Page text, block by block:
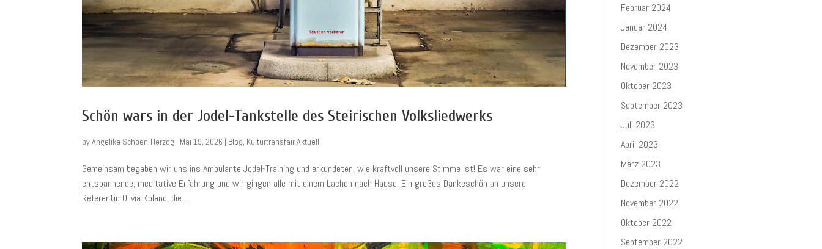
Schön wars in der Jodel-Tankstelle des Steirischen Volksliedwerks
byAngelika Schoen-Herzog | Mai 19, 2026 | Blog, Kulturtransfair Aktuell
Gemeinsam begaben wir uns ins Ambulante Jodel-Training und erkundeten, wie kraftvoll unsere Stimme ist! Es war eine sehr
entspannende, meditative Erfahrung und wir gingen alle mit einem Lachen nach Hause. Ein großes Dankeschön an unsere
Referentin Olivia Koland, die...
Februar 2024
Januar 2024
Dezember 2023
November 2023
Oktober 2023
September 2023
Juli 2023
April 2023
März 2023
Dezember 2022
November 2022
Oktober 2022
September 2022